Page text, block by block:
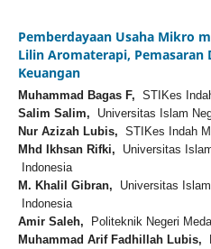
Pemberdayaan Usaha Mikro
Lilin Aromaterapi, Pemasaran
Keuangan
Muhammad Bagas F, STIKes
Salim Salim, Universitas Islam
Nur Azizah Lubis, STIKes Indah
Mhd Ikhsan Rifki, Universitas
Indonesia
M. Khalil Gibran, Universitas
Indonesia
Amir Saleh, Politeknik Negeri
Muhammad Arif Fadhillah Lubis,